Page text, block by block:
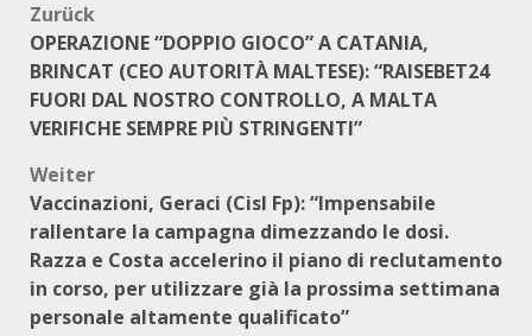
Beitragsnavigation
Zurück
OPERAZIONE “DOPPIO GIOCO” A CATANIA,
BRINCAT (CEO AUTORITÀ MALTESE): “RAISEBET24
FUORI DAL NOSTRO CONTROLLO, A MALTA
VERIFICHE SEMPRE PIÙ STRINGENTI”
Weiter
Vaccinazioni, Geraci (Cisl Fp): “Impensabile
rallentare la campagna dimezzando le dosi.
Razza e Costa accelerino il piano di reclutamento
in corso, per utilizzare già la prossima settimana
personale altamente qualificato”